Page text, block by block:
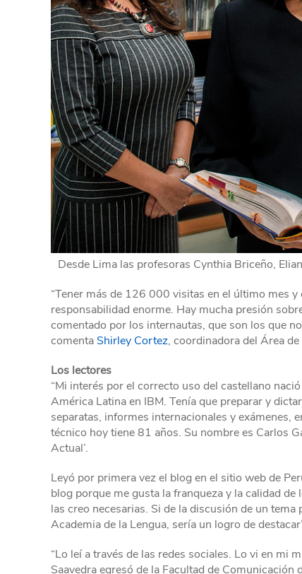
Desde Lima las profesoras Cynthia Briceño,
“Tener más de 126 000 visitas en el último mes
responsabilidad enorme. Hay mucha presión
comentado por los internautas, que son los que
comenta Shirley Cortez, coordinadora del Área
Los lectores
“Mi interés por el correcto uso del castellano
América Latina en IBM. Tenía que preparar y
separatas, informes internacionales y exámenes,
técnico hoy tiene 81 años. Su nombre es Carlos
Actual’.
Leyó por primera vez el blog en el sitio web de
blog porque me gusta la franqueza y la calidad
las creo necesarias. Si de la discusión de un
Academia de la Lengua, sería un logro de
“Lo leí a través de las redes sociales. Lo vi en mi
Saavedra egresó de la Facultad de